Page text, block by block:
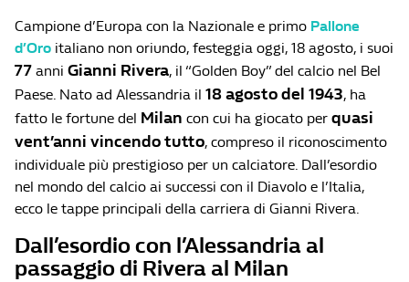
Campione d’Europa con la Nazionale e primo Pallone
d’Oro italiano non oriundo, festeggia oggi, 18 agosto, i suoi
77 anni Gianni Rivera, il “Golden Boy” del calcio nel Bel
Paese. Nato ad Alessandria il 18 agosto del 1943, ha
fatto le fortune del Milan con cui ha giocato per quasi
vent’anni vincendo tutto, compreso il riconoscimento
individuale più prestigioso per un calciatore. Dall’esordio
nel mondo del calcio ai successi con il Diavolo e l’Italia,
ecco le tappe principali della carriera di Gianni Rivera.
Dall’esordio con l’Alessandria al
passaggio di Rivera al Milan